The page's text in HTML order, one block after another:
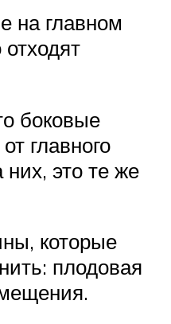
на главном
отходят
боковые
главного
них, это те же
которые
плодовая